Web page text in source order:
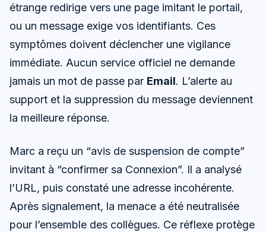
étrange redirige vers une page imitant le portail,
ou un message exige vos identifiants. Ces
symptômes doivent déclencher une vigilance
immédiate. Aucun service officiel ne demande
jamais un mot de passe par Email. L’alerte au
support et la suppression du message deviennent
la meilleure réponse.
Marc a reçu un “avis de suspension de compte”
invitant à “confirmer sa Connexion”. Il a analysé
l’URL, puis constaté une adresse incohérente.
Après signalement, la menace a été neutralisée
pour l’ensemble des collègues. Ce réflexe protège